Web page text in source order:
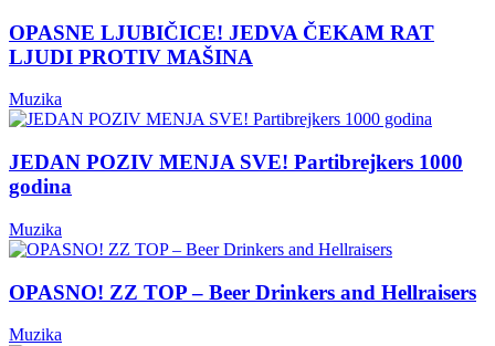
OPASNE LJUBIČICE! JEDVA ČEKAM RAT
LJUDI PROTIV MAŠINA
Muzika
JEDAN POZIV MENJA SVE! Partibrejkers 1000
godina
Muzika
OPASNO! ZZ TOP – Beer Drinkers and Hellraisers
Muzika